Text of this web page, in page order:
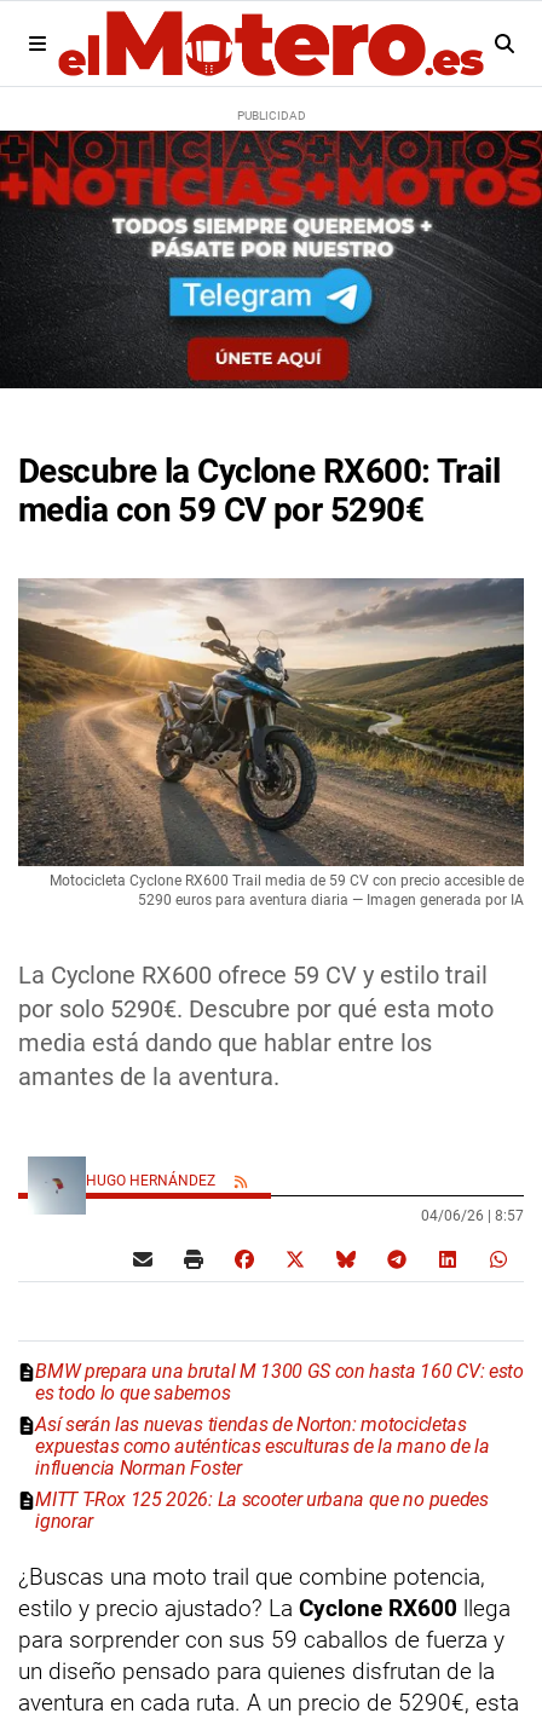
Descubre la Cyclone RX600: Trail
media con 59 CV por 5290€
La Cyclone RX600 ofrece 59 CV y estilo trail
por solo 5290€. Descubre por qué esta moto
media está dando que hablar entre los
amantes de la aventura.
Motocicleta Cyclone RX600 Trail media de 59 CV con precio accesible de
5290 euros para aventura diaria — Imagen generada por IA
HUGO HERNÁNDEZ
04/06/26 | 8:57
BMW prepara una brutal M 1300 GS con hasta 160 CV: esto
es todo lo que sabemos
Así serán las nuevas tiendas de Norton: motocicletas
expuestas como auténticas esculturas de la mano de la
influencia Norman Foster
MITT T-Rox 125 2026: La scooter urbana que no puedes
ignorar
¿Buscas una moto trail que combine potencia,
estilo y precio ajustado? La Cyclone RX600 llega
para sorprender con sus 59 caballos de fuerza y
un diseño pensado para quienes disfrutan de la
aventura en cada ruta. A un precio de 5290€, esta